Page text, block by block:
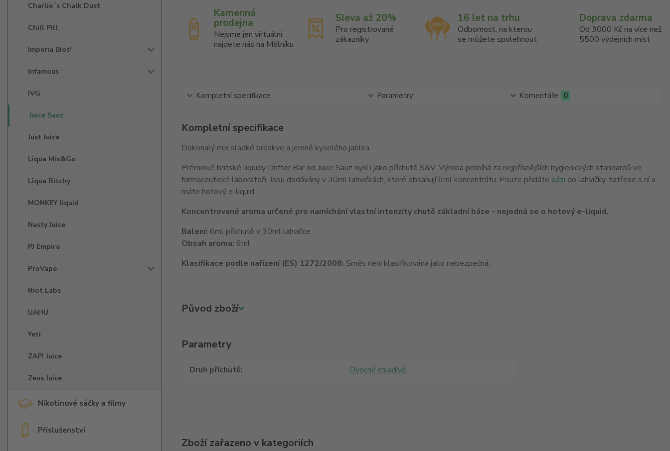
Charlie´s Chalk Dust
Chill Pill
Imperia Bios'
Infamous
IVG
Juice Sauz
Just Juice
Liqua Mix&Go
Liqua Ritchy
MONKEY liquid
Nasty Juice
PJ Empire
ProVape
Riot Labs
UAHU
Yeti
ZAP! Juice
Zeus Juice
Nikotinové sáčky a filmy
Příslušenství
Kamenná
prodejna
Nejsme jen virtuální,
najdete nás na Mělníku
Sleva až 20%
Pro registrované
zákazníky
16 let na trhu
Odbornost, na kterou
se můžete spolehnout
Doprava zdarma
Od 3000 Kč na více než
5500 výdejních míst
Kompletní specifikace Parametry Komentáře 0
Kompletní specifikace
Dokonalý mix sladké broskve a jemně kyselého jablka
Prémiové britské liquidy Drifter Bar od Juice Sauz nyní i jako příchutě S&V. Výroba probíhá za nejpřísnějších hygienických standardů ve
farmaceutické laboratoři. Jsou dodávány v 30ml lahvičkách, které obsahují 6ml koncentrátu. Pouze přidáte bázi do lahvičky, zatřese s ní a
máte hotový e-liquid.
Koncentrované aroma určené pro namíchání vlastní intenzity chutě základní báze - nejedná se o hotový e-liquid.
Balení: 6ml příchutě v 30ml lahvičce
Obsah aroma: 6ml
Klasifikace podle nařízení (ES) 1272/2008: Směs není klasifikována jako nebezpečná.
Původ zboží
Parametry
Druh příchutě Ovocné chladivé
Zboží zařazeno v kategoriích